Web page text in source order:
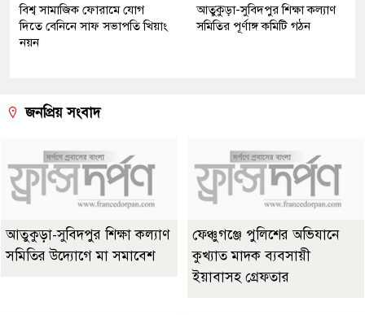
বিশ্ব সামাজিক ফোরামে যোগ
দিতে বেনিনে সাফ সভাপতি খিয়াং
নয়ন
আতুকুড়া-সুবিদপুর শিক্ষা কল্যাণ
সমিতির পূর্ণাঙ্গ কমিটি গঠন
জনপ্রিয় সংবাদ
আতুকুড়া-সুবিদপুর শিক্ষা কল্যাণ
সমিতির উদ্যোগে মা সমাবেশ
ফেঞ্চুগঞ্জে পুলিশের অভিযানে
কুখ্যাত মাদক ব্যবসায়ী
ইয়াবাসহ গ্রেফতার